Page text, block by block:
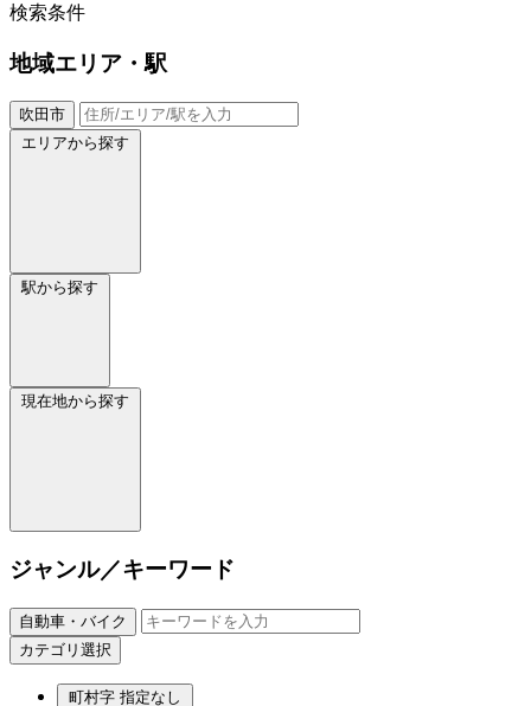
検索条件
地域エリア・駅
吹田市
エリアから探す
駅から探す
現在地から探す
ジャンル／キーワード
自動車・バイク
カテゴリ選択
町村字 指定なし